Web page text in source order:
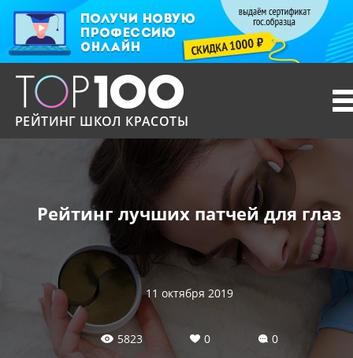
РЕЙТИНГ ШКОЛ КРАСОТЫ
Рейтинг лучших патчей для глаз
11 октября 2019
5823 0 0